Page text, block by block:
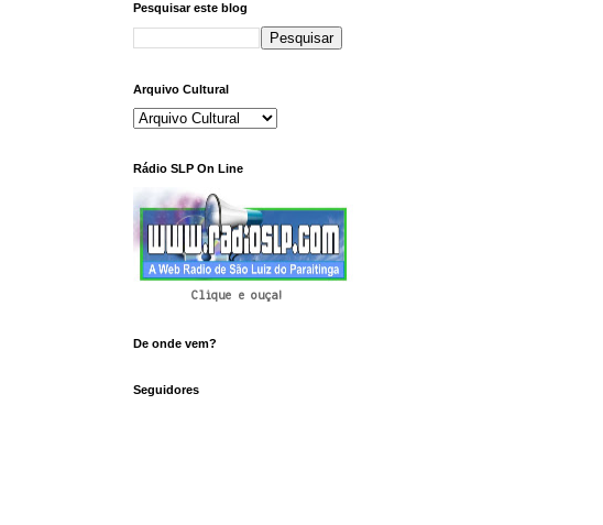
Pesquisar este blog
Arquivo Cultural
Rádio SLP On Line
Clique e ouça!
De onde vem?
Seguidores